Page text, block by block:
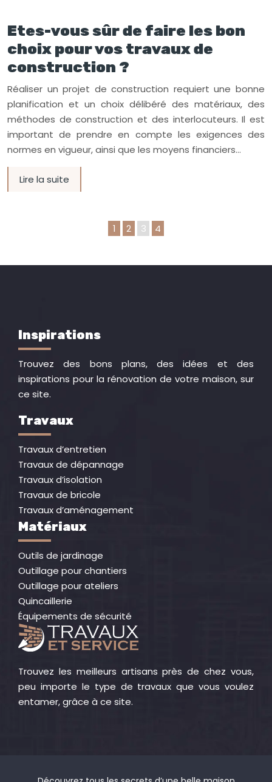
Etes-vous sûr de faire les bon
choix pour vos travaux de
construction ?
Réaliser un projet de construction requiert une bonne
planification et un choix délibéré des matériaux, des
méthodes de construction et des interlocuteurs. Il est
important de prendre en compte les exigences des
normes en vigueur, ainsi que les moyens financiers…
Lire la suite
1 2 3 4
Inspirations
Trouvez des bons plans, des idées et des
inspirations pour la rénovation de votre maison, sur
ce site.
Travaux
Travaux d’entretien
Travaux de dépannage
Travaux d’isolation
Travaux de bricole
Travaux d’aménagement
Matériaux
Outils de jardinage
Outillage pour chantiers
Outillage pour ateliers
Quincaillerie
Équipements de sécurité
Trouvez les meilleurs artisans près de chez vous,
peu importe le type de travaux que vous voulez
entamer, grâce à ce site.